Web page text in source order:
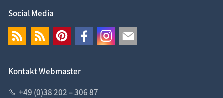
Social Media
Kontakt Webmaster
+49 (0)38 202 – 306 87